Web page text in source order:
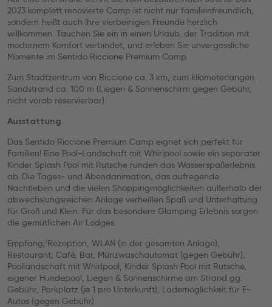
2023 komplett renovierte Camp ist nicht nur familienfreundlich,
sondern heißt auch Ihre vierbeinigen Freunde herzlich
willkommen. Tauchen Sie ein in einen Urlaub, der Tradition mit
modernem Komfort verbindet, und erleben Sie unvergessliche
Momente im Sentido Riccione Premium Camp.
Zum Stadtzentrum von Riccione ca. 3 km, zum kilometerlangen
Sandstrand ca. 100 m (Liegen & Sonnenschirm gegen Gebühr,
nicht vorab reservierbar)
Ausstattung
Das Sentido Riccione Premium Camp eignet sich perfekt für
Familien! Eine Pool-Landschaft mit Whirlpool sowie ein separater
Kinder Splash Pool mit Rutsche runden das Wasserspaßerlebnis
ab. Die Tages- und Abendanimation, das aufregende
Nachtleben und die vielen Shoppingmöglichkeiten außerhalb der
abwechslungsreichen Anlage verheißen Spaß und Unterhaltung
für Groß und Klein. Für das besondere Glamping Erlebnis sorgen
die gemütlichen Air Lodges.
Empfang/Rezeption, WLAN (in der gesamten Anlage),
Restaurant, Café, Bar, Münzwaschautomat (gegen Gebühr),
Poollandschaft mit Whirlpool, Kinder Splash Pool mit Rutsche,
eigener Hundepool, Liegen & Sonnenschirme am Strand gg.
Gebühr, Parkplatz (je 1 pro Unterkunft), Lademöglichkeit für E-
Autos (gegen Gebühr)